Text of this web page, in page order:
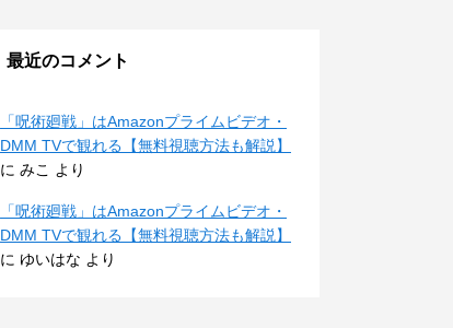
最近のコメント
「呪術廻戦」はAmazonプライムビデオ・
DMM TVで観れる【無料視聴方法も解説】
に みこ より
「呪術廻戦」はAmazonプライムビデオ・
DMM TVで観れる【無料視聴方法も解説】
に ゆいはな より